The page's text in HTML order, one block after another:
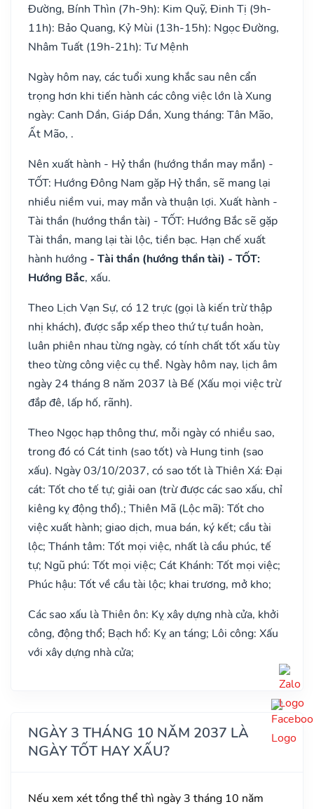
Đường, Bính Thìn (7h-9h): Kim Quỹ, Đinh Tị (9h-
11h): Bảo Quang, Kỷ Mùi (13h-15h): Ngọc Đường,
Nhâm Tuất (19h-21h): Tư Mệnh
Ngày hôm nay, các tuổi xung khắc sau nên cẩn
trọng hơn khi tiến hành các công việc lớn là Xung
ngày: Canh Dần, Giáp Dần, Xung tháng: Tân Mão,
Ất Mão, .
Nên xuất hành - Hỷ thần (hướng thần may mắn) -
TỐT: Hướng Đông Nam gặp Hỷ thần, sẽ mang lại
nhiều niềm vui, may mắn và thuận lợi. Xuất hành -
Tài thần (hướng thần tài) - TỐT: Hướng Bắc sẽ gặp
Tài thần, mang lại tài lộc, tiền bạc. Hạn chế xuất
hành hướng - Tài thần (hướng thần tài) - TỐT:
Hướng Bắc, xấu.
Theo Lịch Vạn Sự, có 12 trực (gọi là kiến trừ thập
nhị khách), được sắp xếp theo thứ tự tuần hoàn,
luân phiên nhau từng ngày, có tính chất tốt xấu tùy
theo từng công việc cụ thể. Ngày hôm nay, lịch âm
ngày 24 tháng 8 năm 2037 là Bế (Xấu mọi việc trừ
đắp đê, lấp hố, rãnh).
Theo Ngọc hạp thông thư, mỗi ngày có nhiều sao,
trong đó có Cát tinh (sao tốt) và Hung tinh (sao
xấu). Ngày 03/10/2037, có sao tốt là Thiên Xá: Đại
cát: Tốt cho tế tự; giải oan (trừ được các sao xấu, chỉ
kiêng kỵ động thổ).; Thiên Mã (Lộc mã): Tốt cho
việc xuất hành; giao dịch, mua bán, ký kết; cầu tài
lộc; Thánh tâm: Tốt mọi việc, nhất là cầu phúc, tế
tự; Ngũ phú: Tốt mọi việc; Cát Khánh: Tốt mọi việc;
Phúc hậu: Tốt về cầu tài lộc; khai trương, mở kho;
Các sao xấu là Thiên ôn: Kỵ xây dựng nhà cửa, khởi
công, động thổ; Bạch hổ: Kỵ an táng; Lôi công: Xấu
với xây dựng nhà cửa;
NGÀY 3 THÁNG 10 NĂM 2037 LÀ
NGÀY TỐT HAY XẤU?
Nếu xem xét tổng thể thì ngày 3 tháng 10 năm